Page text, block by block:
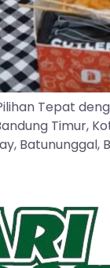
Tepat
Timur,